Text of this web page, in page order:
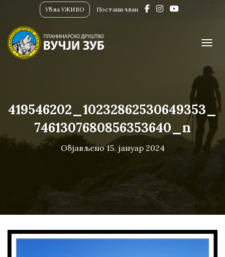
Убла УЖИВО Постани члан
419546202_10232862530649353_
7461307680856353640_n
Објављено15. јануар 2024